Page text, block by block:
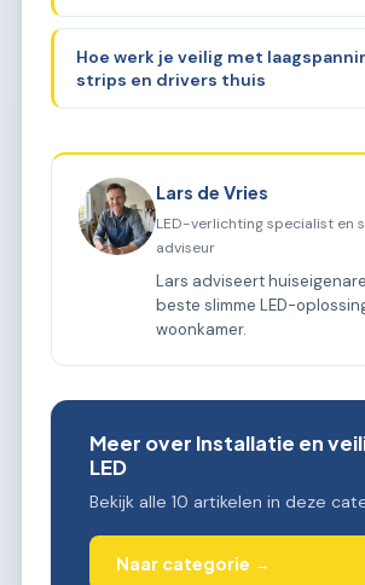
Hoe werk je veilig met
strips en drivers thuis
Lars de Vries
LED-verlichting specialist en
adviseur
Lars adviseert
beste slimme LED-
woonkamer.
Meer over Installatie en
LED
Bekijk alle 10 artikelen in deze
Naar categorie →